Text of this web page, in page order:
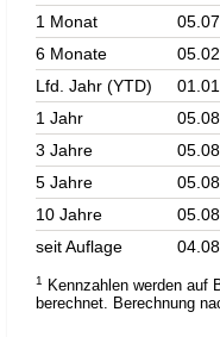
1 Monat
6 Monate
Lfd. Jahr (YTD)
1 Jahr
3 Jahre
5 Jahre
10 Jahre
seit Auflage
1
Kennzahlen werden auf
berechnet. Berechnung